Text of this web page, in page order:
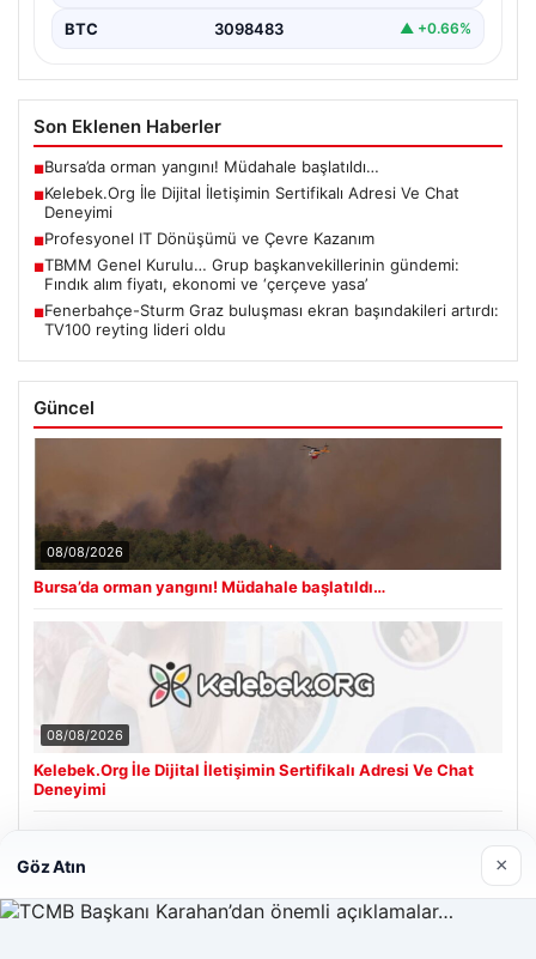
BTC 3098483 ▲ +0.66%
Son Eklenen Haberler
■Bursa’da orman yangını! Müdahale başlatıldı…
■Kelebek.Org İle Dijital İletişimin Sertifikalı Adresi Ve Chat
Deneyimi
■Profesyonel IT Dönüşümü ve Çevre Kazanım
■TBMM Genel Kurulu… Grup başkanvekillerinin gündemi:
Fındık alım fiyatı, ekonomi ve ‘çerçeve yasa’
■Fenerbahçe-Sturm Graz buluşması ekran başındakileri artırdı:
TV100 reyting lideri oldu
Güncel
08/08/2026
Bursa’da orman yangını! Müdahale başlatıldı…
08/08/2026
Kelebek.Org İle Dijital İletişimin Sertifikalı Adresi Ve Chat
Deneyimi
Göz Atın ×